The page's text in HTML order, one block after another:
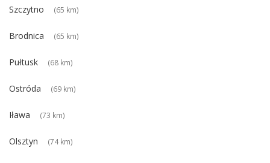
Szczytno (65 km)
Brodnica (65 km)
Pułtusk (68 km)
Ostróda (69 km)
Iława (73 km)
Olsztyn (74 km)